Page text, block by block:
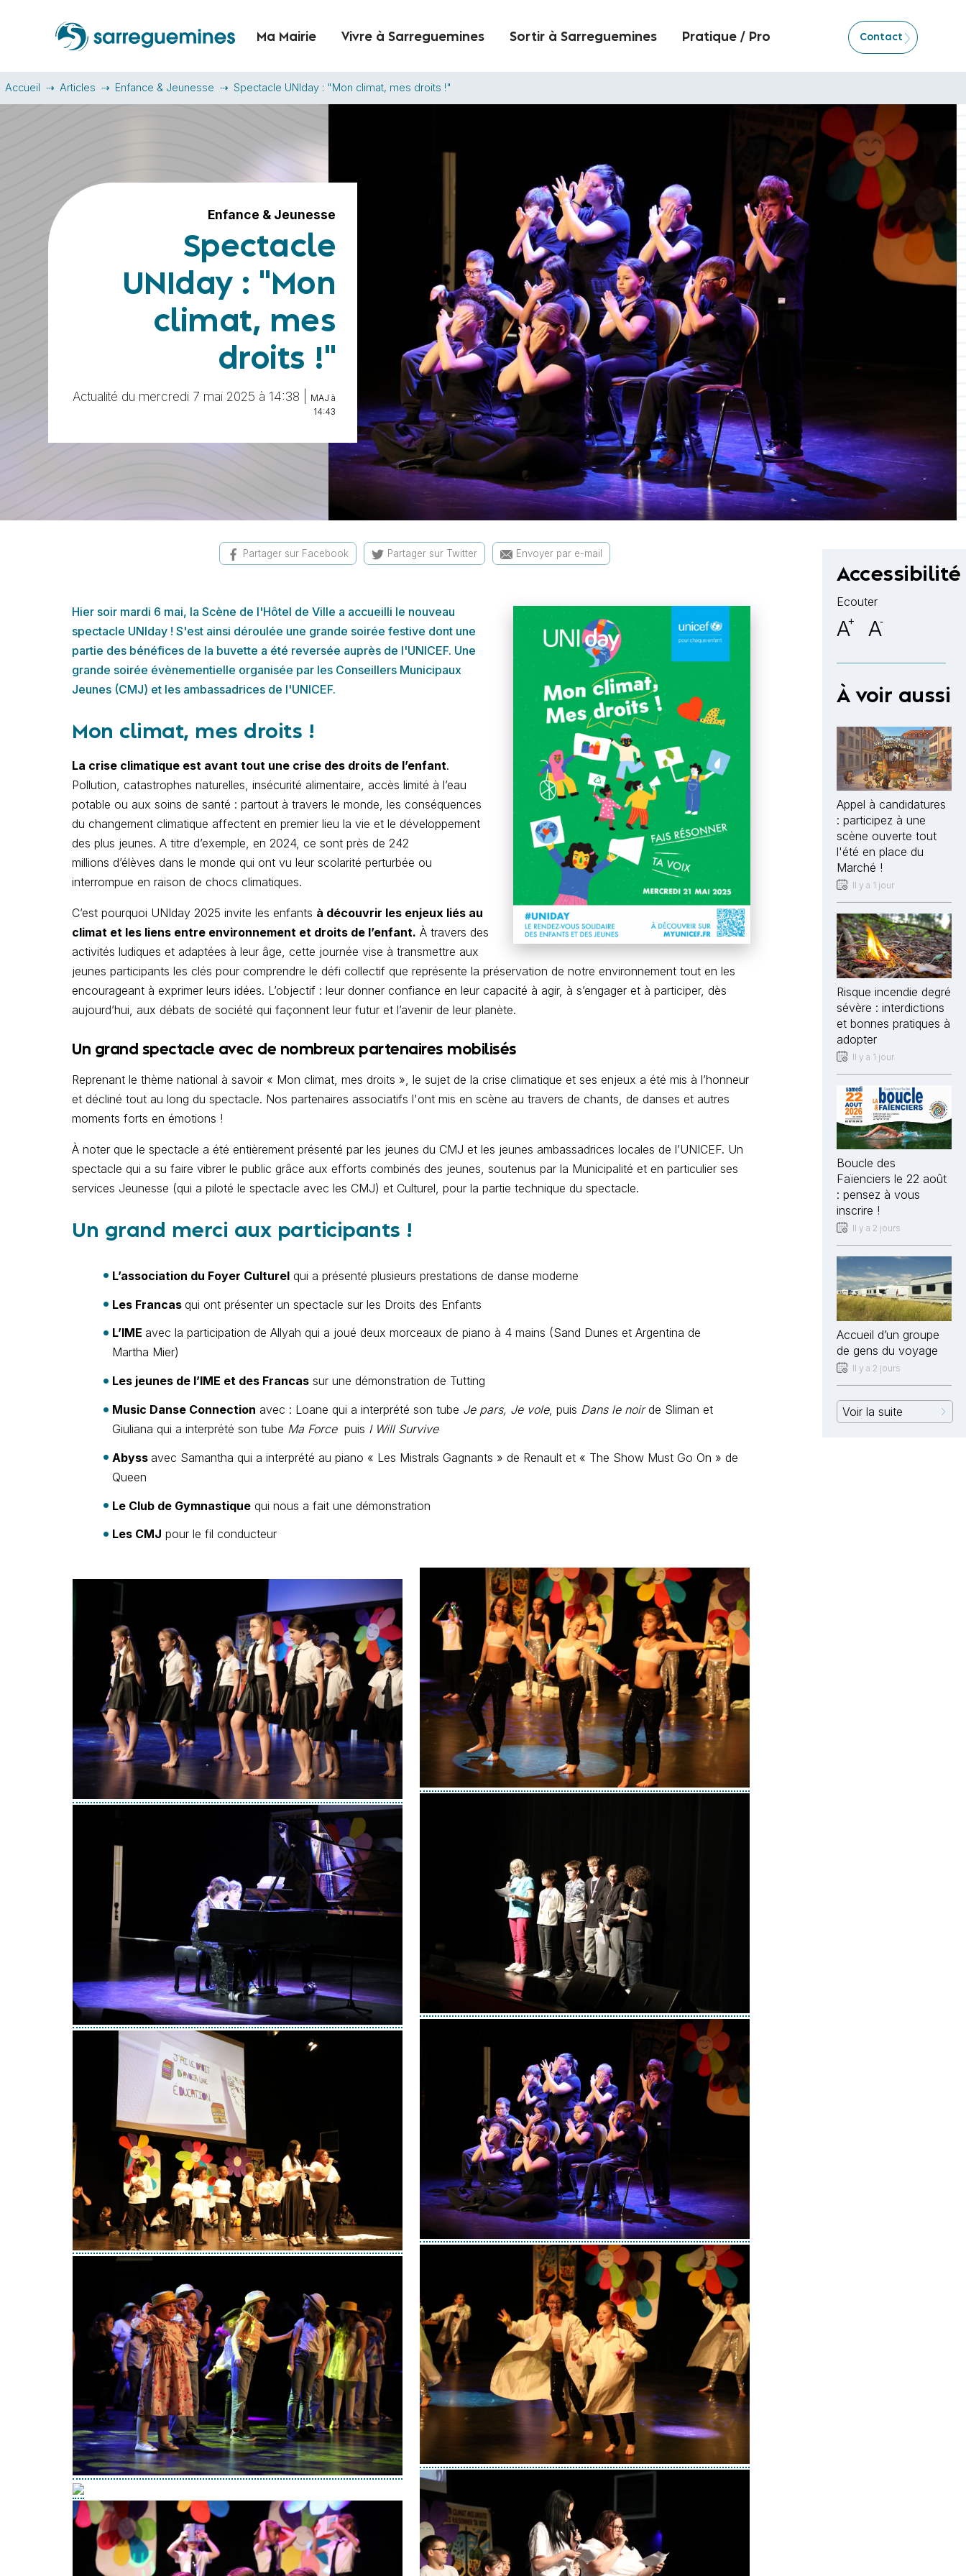
Ma Mairie Vivre à Sarreguemines Sortir à Sarreguemines Pratique / Pro Contact
Accueil Articles Enfance & Jeunesse Spectacle UNIday : "Mon climat, mes droits !"
Enfance & Jeunesse
Spectacle
UNIday : "Mon
climat, mes
droits !"
Actualité du mercredi 7 mai 2025 à 14:38 |
MAJ à
14:43
Partager sur Facebook Partager sur Twitter Envoyer par e-mail
Hier soir mardi 6 mai, la Scène de l'Hôtel de Ville a accueilli le nouveau
spectacle UNIday ! S'est ainsi déroulée une grande soirée festive dont une
partie des bénéfices de la buvette a été reversée auprès de l'UNICEF. Une
grande soirée évènementielle organisée par les Conseillers Municipaux
Jeunes (CMJ) et les ambassadrices de l'UNICEF.
Mon climat, mes droits !
La crise climatique est avant tout une crise des droits de l’enfant.
Pollution, catastrophes naturelles, insécurité alimentaire, accès limité à l’eau
potable ou aux soins de santé : partout à travers le monde, les conséquences
du changement climatique affectent en premier lieu la vie et le développement
des plus jeunes. A titre d’exemple, en 2024, ce sont près de 242
millions d’élèves dans le monde qui ont vu leur scolarité perturbée ou
interrompue en raison de chocs climatiques.
C’est pourquoi UNIday 2025 invite les enfants à découvrir les enjeux liés au
climat et les liens entre environnement et droits de l’enfant. À travers des
activités ludiques et adaptées à leur âge, cette journée vise à transmettre aux
jeunes participants les clés pour comprendre le défi collectif que représente la préservation de notre environnement tout en les
encourageant à exprimer leurs idées. L’objectif : leur donner confiance en leur capacité à agir, à s’engager et à participer, dès
aujourd’hui, aux débats de société qui façonnent leur futur et l’avenir de leur planète.
Un grand spectacle avec de nombreux partenaires mobilisés
Reprenant le thème national à savoir « Mon climat, mes droits », le sujet de la crise climatique et ses enjeux a été mis à l’honneur
et décliné tout au long du spectacle. Nos partenaires associatifs l'ont mis en scène au travers de chants, de danses et autres
moments forts en émotions !
À noter que le spectacle a été entièrement présenté par les jeunes du CMJ et les jeunes ambassadrices locales de l’UNICEF. Un
spectacle qui a su faire vibrer le public grâce aux efforts combinés des jeunes, soutenus par la Municipalité et en particulier ses
services Jeunesse (qui a piloté le spectacle avec les CMJ) et Culturel, pour la partie technique du spectacle.
Un grand merci aux participants !
L’association du Foyer Culturel qui a présenté plusieurs prestations de danse moderne
Les Francas qui ont présenter un spectacle sur les Droits des Enfants
L’IME avec la participation de Allyah qui a joué deux morceaux de piano à 4 mains (Sand Dunes et Argentina de
Martha Mier)
Les jeunes de l’IME et des Francas sur une démonstration de Tutting
Music Danse Connection avec : Loane qui a interprété son tube Je pars, Je vole, puis Dans le noirde Sliman et
Giuliana qui a interprété son tube Ma Forcepuis I Will Survive
Abyss avec Samantha qui a interprété au piano « Les Mistrals Gagnants » de Renault et « The Show Must Go On » de
Queen
Le Club de Gymnastique qui nous a fait une démonstration
Les CMJ pour le fil conducteur
Accessibilité
Ecouter
A+ A-
À voir aussi
Appel à candidatures
: participez à une
scène ouverte tout
l'été en place du
Marché !
Il y a 1 jour
Risque incendie degré
sévère : interdictions
et bonnes pratiques à
adopter
Il y a 1 jour
Boucle des
Faïenciers le 22 août
: pensez à vous
inscrire !
Il y a 2 jours
Accueil d’un groupe
de gens du voyage
Il y a 2 jours
Voir la suite